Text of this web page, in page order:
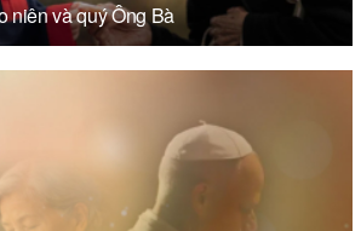
niên và quý Ông Bà